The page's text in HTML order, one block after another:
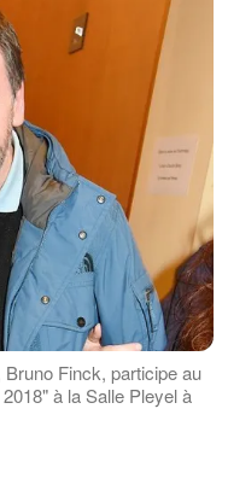
Finck, participe au
à la Salle Pleyel à